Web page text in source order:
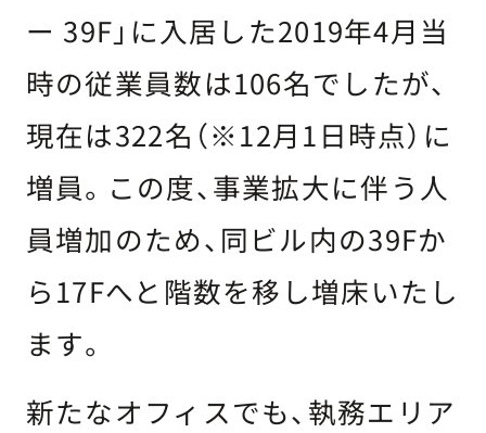
ー 39F」に入居した2019年4月当
時の従業員数は106名でしたが、
現在は322名（※12月1日時点）に
増員。この度、事業拡大に伴う人
員増加のため、同ビル内の39Fか
ら17Fへと階数を移し増床いたし
ます。
新たなオフィスでも、執務エリア